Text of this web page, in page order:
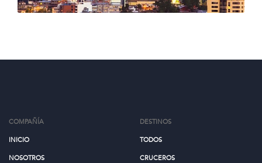
COMPAÑÍA
INICIO
NOSOTROS
DESTINOS
TODOS
CRUCEROS